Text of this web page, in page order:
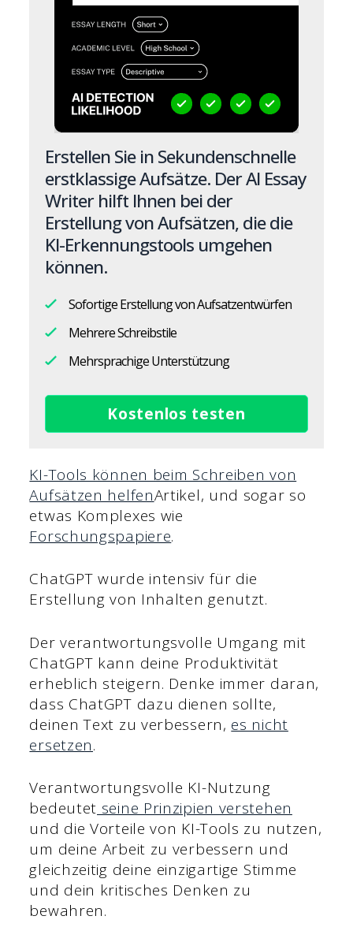
Erstellen Sie in Sekundenschnelle
erstklassige Aufsätze. Der AI Essay
Writer hilft Ihnen bei der
Erstellung von Aufsätzen, die die
KI-Erkennungstools umgehen
können.
Sofortige Erstellung von Aufsatzentwürfen
Mehrere Schreibstile
Mehrsprachige Unterstützung
Kostenlos testen
KI-Tools können beim Schreiben von
Aufsätzen helfenArtikel, und sogar so
etwas Komplexes wie
Forschungspapiere.
ChatGPT wurde intensiv für die
Erstellung von Inhalten genutzt.
Der verantwortungsvolle Umgang mit
ChatGPT kann deine Produktivität
erheblich steigern. Denke immer daran,
dass ChatGPT dazu dienen sollte,
deinen Text zu verbessern, es nicht
ersetzen.
Verantwortungsvolle KI-Nutzung
bedeutet seine Prinzipien verstehen
und die Vorteile von KI-Tools zu nutzen,
um deine Arbeit zu verbessern und
gleichzeitig deine einzigartige Stimme
und dein kritisches Denken zu
bewahren.